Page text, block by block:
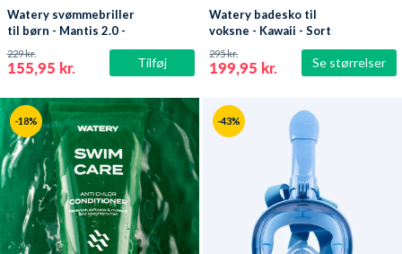
Tilføj
Watery svømmebriller
til børn - Mantis 2.0 -
Atlantic Pink/klar
155,95 kr.
229 kr.
Se størrelser
Watery badesko til
voksne - Kawaii - Sort
199,95 kr.
295 kr.
-18% -43%